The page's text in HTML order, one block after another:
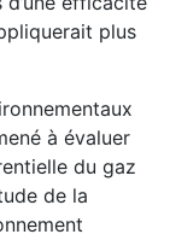
plus
à évaluer
du gaz
de la